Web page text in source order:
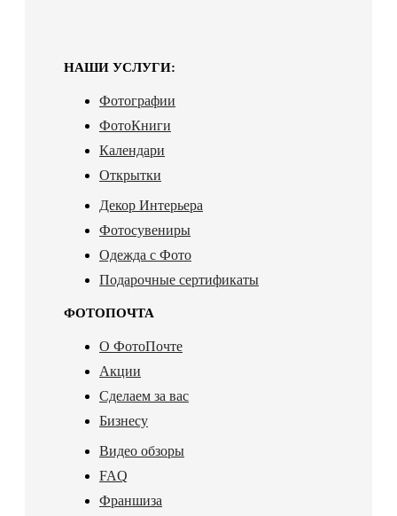
НАШИ УСЛУГИ:
Фотографии
ФотоКниги
Календари
Открытки
Декор Интерьера
Фотосувениры
Одежда с Фото
Подарочные сертификаты
ФОТОПОЧТА
О ФотоПочте
Акции
Сделаем за вас
Бизнесу
Видео обзоры
FAQ
Франшиза